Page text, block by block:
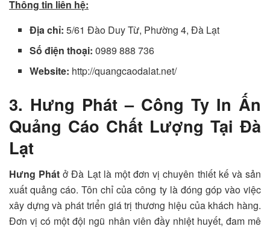
Thông tin liên hệ:
Địa chỉ:5/61 Đào Duy Từ, Phường 4, Đà Lạt
Số điện thoại: 0989 888 736
Website: http://quangcaodalat.net/
3. Hưng Phát – Công Ty In Ấn
Quảng Cáo Chất Lượng Tại Đà
Lạt
Hưng Phát ở Đà Lạt là một đơn vị chuyên thiết kế và sản
xuất quảng cáo. Tôn chỉ của công ty là đóng góp vào việc
xây dựng và phát triển giá trị thương hiệu của khách hàng.
Đơn vị có một đội ngũ nhân viên đầy nhiệt huyết, đam mê